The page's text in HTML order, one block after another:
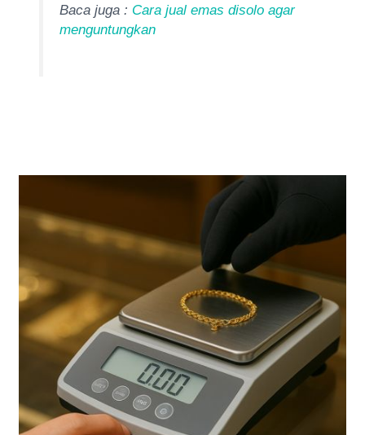
Baca juga : Cara jual emas disolo agar
menguntungkan